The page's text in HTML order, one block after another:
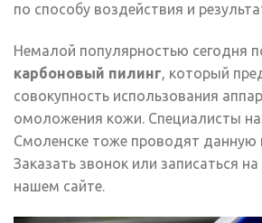
по способу воздействия и
Немалой популярностью сегодня
карбоновый пилинг, который
совокупность использования
омоложения кожи. Специалисты
Смоленске тоже проводят данную
Заказать звонок или записаться
нашем сайте.